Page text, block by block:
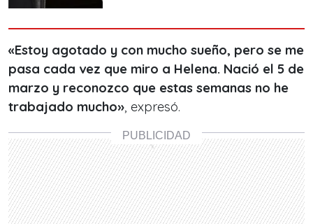
«Estoy agotado y con mucho sueño, pero se me
pasa cada vez que miro a Helena. Nació el 5 de
marzo y reconozco que estas semanas no he
trabajado mucho», expresó.